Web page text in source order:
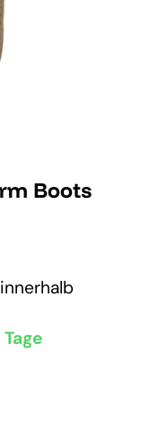
Boots
innerhalb